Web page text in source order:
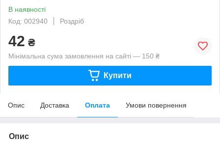
В наявності
Код: 002940
Роздріб
42 ₴
Мінімальна сума замовлення на сайті — 150 ₴
Купити
Опис Доставка Оплата Умови повернення
Опис